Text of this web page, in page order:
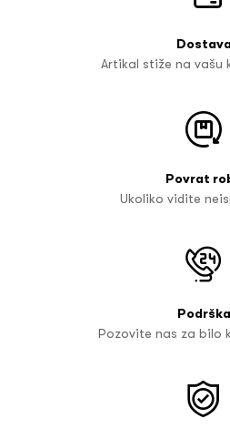
Artikal stiže na vašu
Povrat
Ukoliko vidite
Podrška
Pozovite nas za bilo